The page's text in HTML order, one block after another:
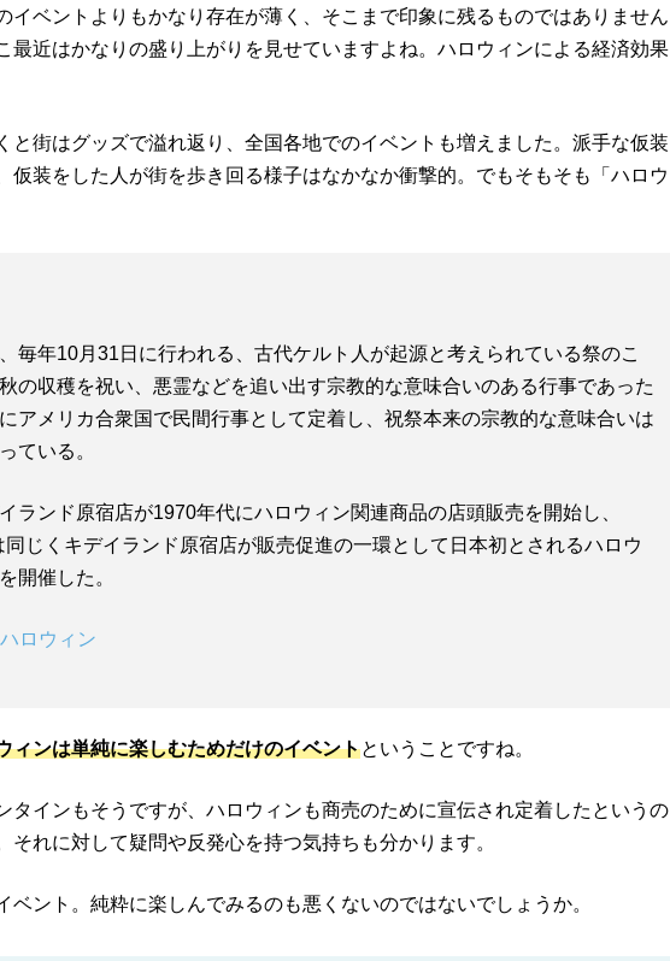
イベントよりもかなり存在が薄く、そこまで印象に残るものではありません
最近はかなりの盛り上がりを見せていますよね。ハロウィンによる経済効果
と街はグッズで溢れ返り、全国各地でのイベントも増えました。派手な仮装
仮装をした人が街を歩き回る様子はなかなか衝撃的。でもそもそも「ハロウ
毎年10月31日に行われる、古代ケルト人が起源と考えられている祭のこ
の収穫を祝い、悪霊などを追い出す宗教的な意味合いのある行事であった
アメリカ合衆国で民間行事として定着し、祝祭本来の宗教的な意味合いは
ている。
ランド原宿店が1970年代にハロウィン関連商品の店頭販売を開始し、
じくキデイランド原宿店が販売促進の一環として日本初とされるハロウ
開催した。
ロウィン
ィンは単純に楽しむためだけのイベントということですね。
タインもそうですが、ハロウィンも商売のために宣伝され定着したというの
それに対して疑問や反発心を持つ気持ちも分かります。
ベント。純粋に楽しんでみるのも悪くないのではないでしょうか。